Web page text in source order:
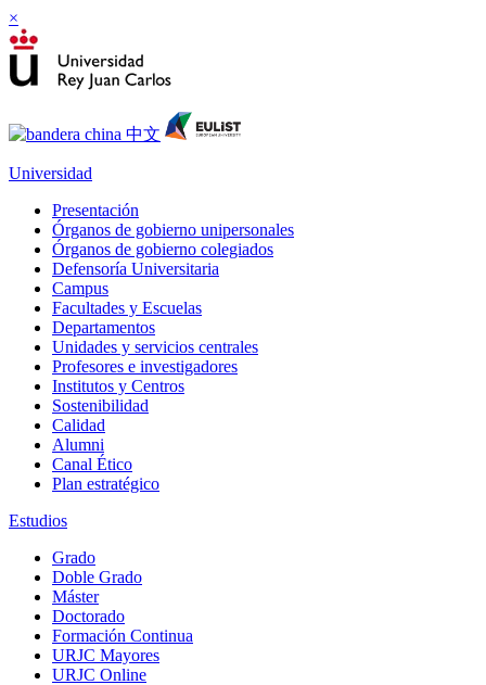
×
Universidad
Presentación
Órganos de gobierno unipersonales
Órganos de gobierno colegiados
Defensoría Universitaria
Campus
Facultades y Escuelas
Departamentos
Unidades y servicios centrales
Profesores e investigadores
Institutos y Centros
Sostenibilidad
Calidad
Alumni
Canal Ético
Plan estratégico
Estudios
Grado
Doble Grado
Máster
Doctorado
Formación Continua
URJC Mayores
URJC Online